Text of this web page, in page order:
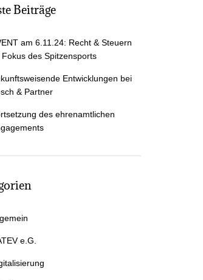
Beiträge
am 6.11.24: Recht & Steu­ern
Fokus des Spitzensports
Ent­wick­lun­gen bei
& Partner
des ehren­amt­li­chen
e.G.